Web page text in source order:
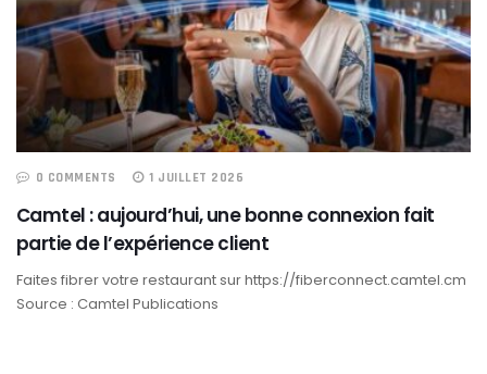
0 COMMENTS 1 JUILLET 2026
Camtel : aujourd’hui, une bonne connexion fait
partie de l’expérience client
Faites fibrer votre restaurant sur https://fiberconnect.camtel.cm
Source : Camtel Publications